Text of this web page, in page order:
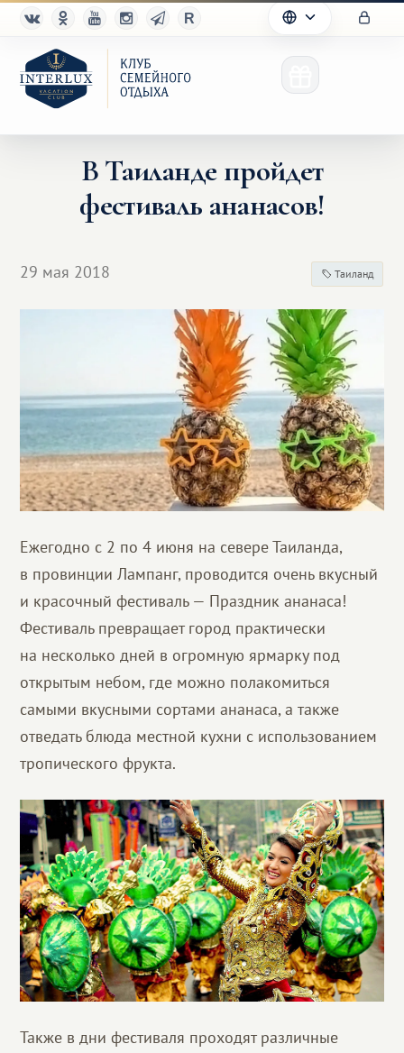
Клуб
Благотворительность
В Таиланде пройдет
фестиваль ананасов!
29 мая 2018 Таиланд
Ежегодно с 2 по 4 июня на севере Таиланда,
в провинции Лампанг, проводится очень вкусный
и красочный фестиваль — Праздник ананаса!
Фестиваль превращает город практически
на несколько дней в огромную ярмарку под
открытым небом, где можно полакомиться
самыми вкусными сортами ананаса, а также
отведать блюда местной кухни с использованием
тропического фрукта.
Также в дни фестиваля проходят различные